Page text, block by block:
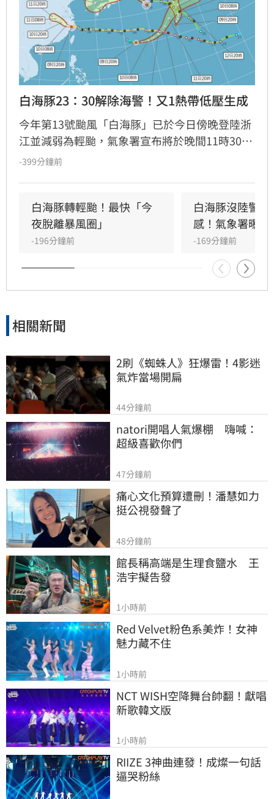
白海豚23：30解除海警！又1熱帶低壓生成
今年第13號颱風「白海豚」已於今日傍晚登陸浙
江並減弱為輕颱，氣象署宣布將於晚間11時30分
解除海警。受颱風影響，中部以北山區連日累積
大雨，北部及東半部則需留意午後雷陣雨。
-399分鐘前
白海豚轉輕颱！最快「今
夜脫離暴風圈」
-196分鐘前
白海豚沒陸警
感！氣象署曝關
-169分鐘前
相關新聞
2刷《蜘蛛人》狂爆雷！4影迷
氣炸當場開扁
44分鐘前
natori開唱人氣爆棚　嗨喊：
超級喜歡你們
47分鐘前
痛心文化預算遭刪！潘慧如力
挺公視發聲了
48分鐘前
館長稱高端是生理食鹽水　王
浩宇擬告發
1小時前
Red Velvet粉色系美炸！女神
魅力藏不住
1小時前
NCT WISH空降舞台帥翻！獻唱
新歌韓文版
1小時前
RIIZE 3神曲連發！成燦一句話
逼哭粉絲